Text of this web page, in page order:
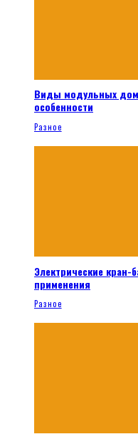
Виды модульных
особенности
Разное
Электрические
применения
Разное